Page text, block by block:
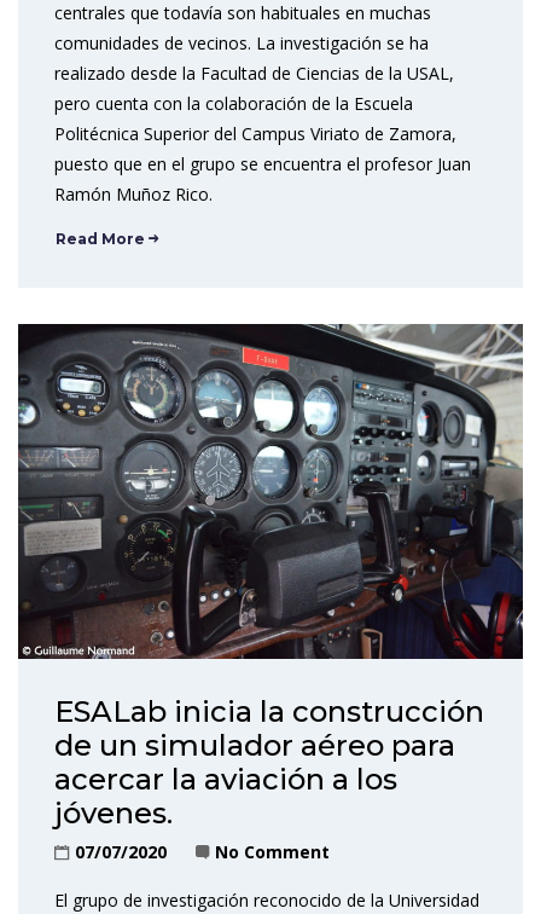
centrales que todavía son habituales en muchas
comunidades de vecinos. La investigación se ha
realizado desde la Facultad de Ciencias de la USAL,
pero cuenta con la colaboración de la Escuela
Politécnica Superior del Campus Viriato de Zamora,
puesto que en el grupo se encuentra el profesor Juan
Ramón Muñoz Rico.
Read More
ESALab inicia la construcción
de un simulador aéreo para
acercar la aviación a los
jóvenes.
07/07/2020 No Comment
El grupo de investigación reconocido de la Universidad